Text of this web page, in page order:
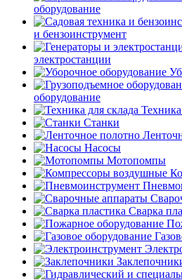
оборудование
и бензоинструмент
электростанции
оборудование
Станки
Насосы
Мотопомпы
Сварка